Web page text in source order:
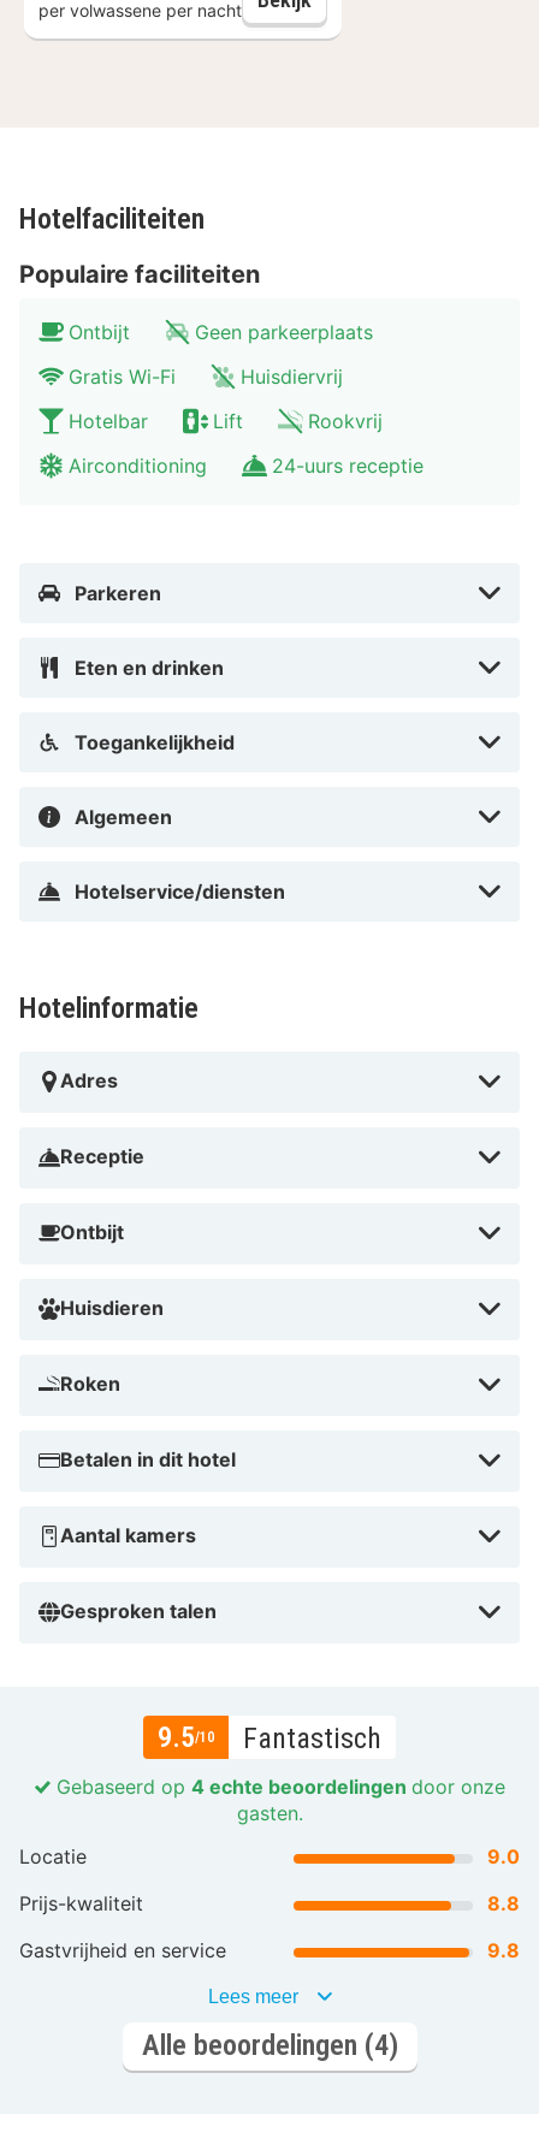
passie voor kwaliteit, creativiteit en gastvrijheid vormt
per volwassene per nacht
Hotelfaciliteiten
Populaire faciliteiten
Ontbijt
Geen parkeerplaats
Gratis Wi-Fi
Huisdiervrij
Hotelbar
Lift
Rookvrij
Airconditioning
24-uurs receptie
Parkeren
Eten en drinken
Toegankelijkheid
Algemeen
Hotelservice/diensten
Hotelinformatie
Adres
Receptie
Ontbijt
Huisdieren
Roken
Betalen in dit hotel
Aantal kamers
Gesproken talen
9.5/10 Fantastisch
Gebaseerd op 4 echte beoordelingen door onze
gasten.
Locatie
9.0
Prijs-kwaliteit
8.8
Gastvrijheid en service
9.8
Lees meer
Alle beoordelingen (4)